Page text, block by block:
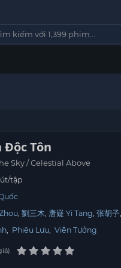
Độc Tôn
Sky / Celestial Above
tập
劉三木 唐嶷 Yi Tang 张胡子
, Phiêu Lưu, Viễn Tưởng